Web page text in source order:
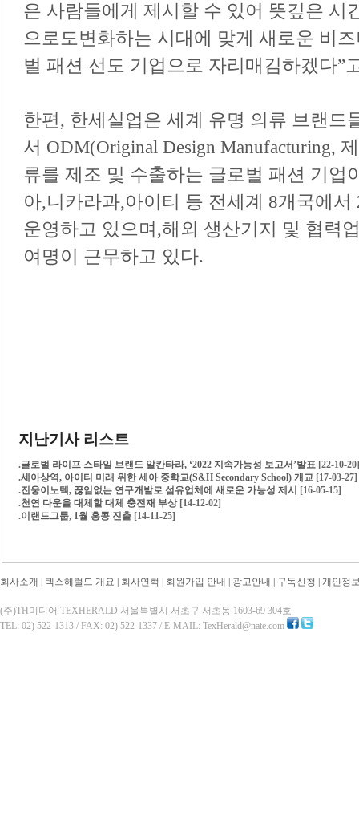
은 사람들에게 제시할 수 있어 뜻깊은 시
으로도변화하는 시대에 맞게 새로운 비
벌 패션 선도 기업으로 자리매김하겠다”
한편, 한세실업은 세계 유명 의류 브랜드
서 ODM(Original Design Manufacturing,
류를 제조 및 수출하는 글로벌 패션 기업
아,니카라과,아이티 등 전세계 8개국에서
운영하고 있으며 ,해외 생산기지 및 협력
여명이 근무하고 있다.
지난기사 리스트
.글로벌 라이프 스타일 브랜드 알칸타라, ‘2022 지속가능성 보고서’발표 [22-10-20]
.세아상역, 아이티 미래 위한 세아 중학교(S&H Secondary School) 개교 [17-03-27]
.진웅이노텍, 끊임없는 연구개발로 섬유업체에 새로운 가능성 제시
[16-05-15]
.천연 다운을 대체할 대체 충전재 부상 [14-12-02]
.이랜드그룹, 1월 홍콩 진출 [14-11-25]
회사소개 텍스헤럴드 개요 회사연혁 회원가입 안내 광고안내 구독신청 개인정
(주)TH미디어 TEXHERALD 서울특별시 서초구 서초동 1603-69 304호
TEL: 02) 522-1313 / FAX: 02) 522-1337 / E-MAIL: TexHerald@nate.com